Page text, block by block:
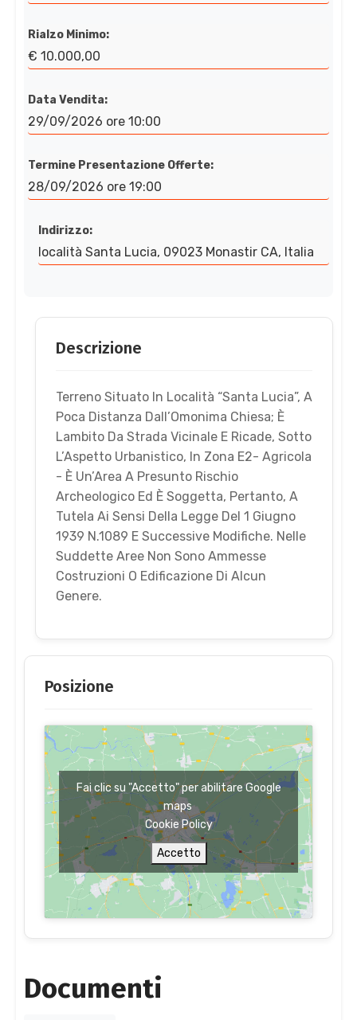
Rialzo Minimo:
€ 10.000,00
Data Vendita:
29/09/2026 ore 10:00
Termine Presentazione Offerte:
28/09/2026 ore 19:00
Indirizzo:
località Santa Lucia, 09023 Monastir CA, Italia
Descrizione
Terreno Situato In Località “Santa Lucia”, A
Poca Distanza Dall’Omonima Chiesa; È
Lambito Da Strada Vicinale E Ricade, Sotto
L’Aspetto Urbanistico, In Zona E2- Agricola
- È Un’Area A Presunto Rischio
Archeologico Ed È Soggetta, Pertanto, A
Tutela Ai Sensi Della Legge Del 1 Giugno
1939 N.1089 E Successive Modifiche. Nelle
Suddette Aree Non Sono Ammesse
Costruzioni O Edificazione Di Alcun
Genere.
Posizione
Fai clic su "Accetto" per abilitare Google
maps
Cookie Policy
Accetto
Documenti